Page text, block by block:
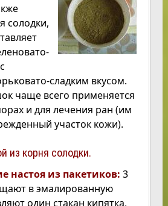
солодки,
сладким вкусом.
чаще всего применяется
и для лечения ран (им
участок кожи).
из корня солодки.
настоя из пакетиков: 3
в эмалированную
один стакан кипятка,